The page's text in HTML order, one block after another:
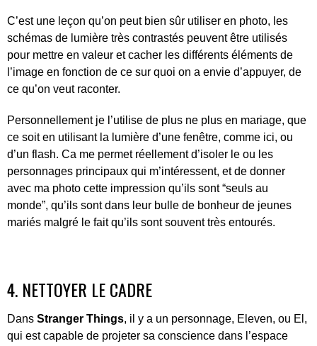
C’est une leçon qu’on peut bien sûr utiliser en photo, les
schémas de lumière très contrastés peuvent être utilisés
pour mettre en valeur et cacher les différents éléments de
l’image en fonction de ce sur quoi on a envie d’appuyer, de
ce qu’on veut raconter.
Personnellement je l’utilise de plus ne plus en mariage, que
ce soit en utilisant la lumière d’une fenêtre, comme ici, ou
d’un flash. Ca me permet réellement d’isoler le ou les
personnages principaux qui m’intéressent, et de donner
avec ma photo cette impression qu’ils sont “seuls au
monde”, qu’ils sont dans leur bulle de bonheur de jeunes
mariés malgré le fait qu’ils sont souvent très entourés.
4. NETTOYER LE CADRE
Dans Stranger Things, il y a un personnage, Eleven, ou El,
qui est capable de projeter sa conscience dans l’espace